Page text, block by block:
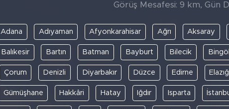
Görüş Mesafesi: 9 km, Gün
Adana Adıyaman Afyonkarahisar Ağrı Aksaray
Balıkesir Bartın Batman Bayburt Bilecik Bingöl
Çorum Denizli Diyarbakır Düzce Edirne Elazığ
Gümüşhane Hakkâri Hatay Iğdır Isparta